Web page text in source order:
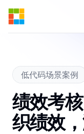
Steedos Platform
低代码场景案例
绩效考
织绩效